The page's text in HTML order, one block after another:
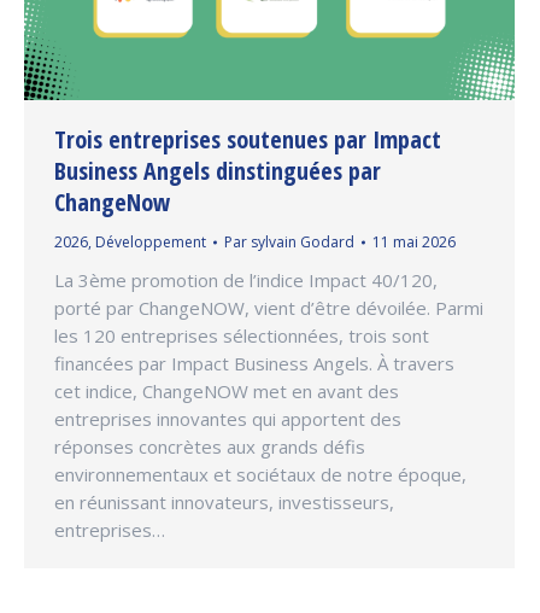
Trois entreprises soutenues par Impact
Business Angels dinstinguées par
ChangeNow
2026, Développement Par sylvain Godard 11 mai 2026
La 3ème promotion de l’indice Impact 40/120,
porté par ChangeNOW, vient d’être dévoilée. Parmi
les 120 entreprises sélectionnées, trois sont
financées par Impact Business Angels. À travers
cet indice, ChangeNOW met en avant des
entreprises innovantes qui apportent des
réponses concrètes aux grands défis
environnementaux et sociétaux de notre époque,
en réunissant innovateurs, investisseurs,
entreprises…